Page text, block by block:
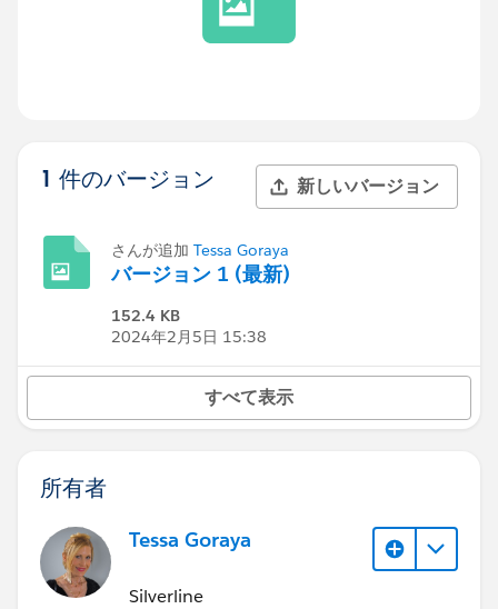
1 件のバージョン 新しいバージョン
さんが追加 Tessa Goraya
バージョン 1 (最新)
152.4 KB
2024年2月5日 15:38
すべて表示
所有者
Tessa Goraya
Silverline